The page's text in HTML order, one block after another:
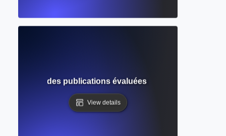
? Guide des publications évaluées par des pairs et de
View details